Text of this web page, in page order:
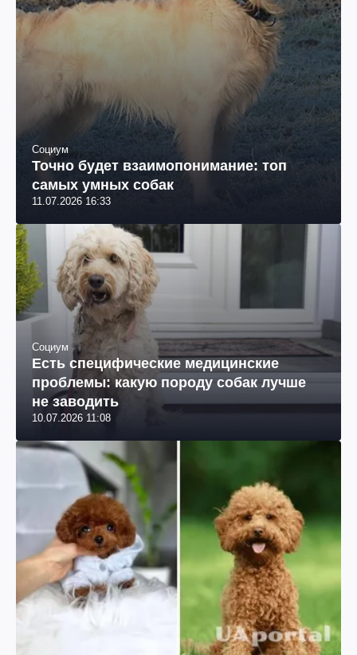
Социум
Точно будет взаимопонимание: топ
самых умных собак
11.07.2026 16:33
Социум
Есть специфические медицинские
проблемы: какую породу собак лучше
не заводить
10.07.2026 11:08